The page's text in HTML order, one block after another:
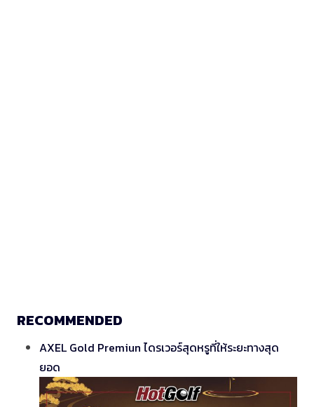
RECOMMENDED
AXEL Gold Premiun ไดรเวอร์สุดหรูที่ให้ระยะทางสุด
ยอด